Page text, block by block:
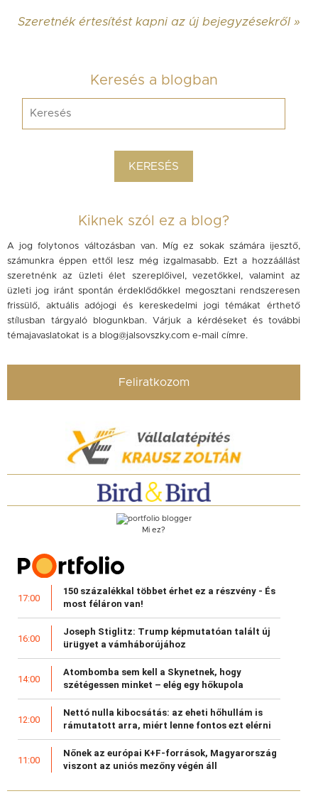
Szeretnék értesítést kapni az új bejegyzésekről »
Keresés a blogban
Kiknek szól ez a blog?
A jog folytonos változásban van. Míg ez sokak számára ijesztő,
számunkra éppen ettől lesz még izgalmasabb. Ezt a hozzáállást
szeretnénk az üzleti élet szereplőivel, vezetőkkel, valamint az
üzleti jog iránt spontán érdeklődőkkel megosztani rendszeresen
frissülő, aktuális adójogi és kereskedelmi jogi témákat érthető
stílusban tárgyaló blogunkban. Várjuk a kérdéseket és további
témajavaslatokat is a blog@jalsovszky.com e-mail címre.
Feliratkozom
Mi ez?
17:00
150 százalékkal többet érhet ez a részvény - És
most féláron van!
16:00
Joseph Stiglitz: Trump képmutatóan talált új
ürügyet a vámháborújához
14:00
Atombomba sem kell a Skynetnek, hogy
szétégessen minket – elég egy hőkupola
12:00
Nettó nulla kibocsátás: az eheti hőhullám is
rámutatott arra, miért lenne fontos ezt elérni
11:00
Nőnek az európai K+F-források, Magyarország
viszont az uniós mezőny végén áll